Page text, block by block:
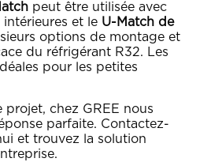
peut être utilisée avec
et le U-Match de
options de montage et
du réfrigérant R32. Les
pour les petites
chez GREE nous
parfaite. Contactez-
et trouvez la solution